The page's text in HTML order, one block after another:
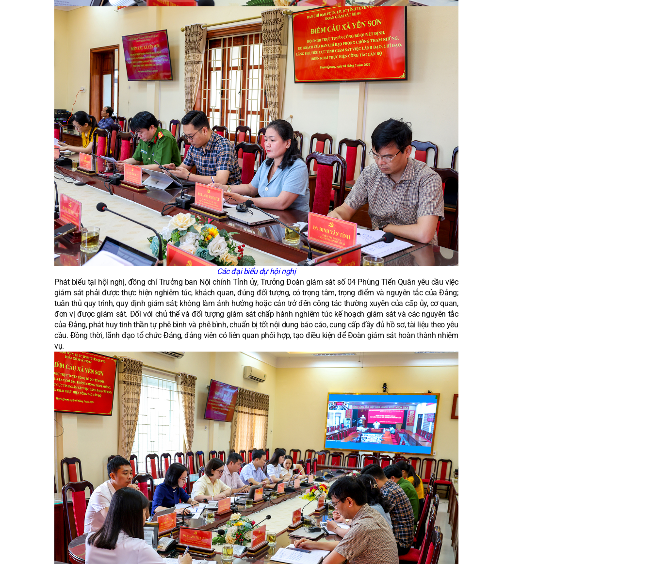
Các đại biểu dự hội nghị
Phát biểu tại hội nghị, đồng chí Trưởng ban Nội chính Tỉnh ủy, Trưởng Đoàn giám sát số 04 Phùng Tiến Quân yêu cầu việc
giám sát phải được thực hiện nghiêm túc, khách quan, đúng đối tượng, có trọng tâm, trọng điểm và nguyên tắc của Đảng;
tuân thủ quy trình, quy định giám sát; không làm ảnh hưởng hoặc cản trở đến công tác thường xuyên của cấp ủy, cơ quan,
đơn vị được giám sát. Đối với chủ thể và đối tượng giám sát chấp hành nghiêm túc kế hoạch giám sát và các nguyên tắc
của Đảng, phát huy tinh thần tự phê bình và phê bình, chuẩn bị tốt nội dung báo cáo, cung cấp đầy đủ hồ sơ, tài liệu theo yêu
cầu. Đồng thời, lãnh đạo tổ chức Đảng, đảng viên có liên quan phối hợp, tạo điều kiện để Đoàn giám sát hoàn thành nhiệm
vụ.